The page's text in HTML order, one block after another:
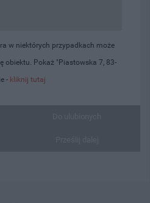
w niektórych przypadkach może
obiektu. Pokaż "Piastowska 7, 83-
- kliknij tutaj